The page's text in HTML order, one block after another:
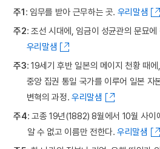
주1: 임무를 받아 근무하는 곳. 우리말샘
주2: 조선 시대에, 임금이 성균관의 문묘
우리말샘
주3: 19세기 후반 일본의 메이지 천황 때
중앙 집권 통일 국가를 이루어 일본 자
변혁의 과정. 우리말샘
주4: 고종 19년(1882) 8월에서 10월 사이
알 수 없고 이름만 전한다.우리말샘